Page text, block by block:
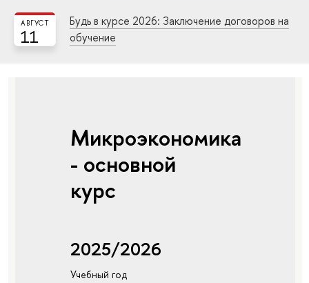
11
АВГУСТ
Будь в курсе 2026: Заключение договоров на
обучение
Микроэкономика
- основной
курс
2025/2026
Учебный год